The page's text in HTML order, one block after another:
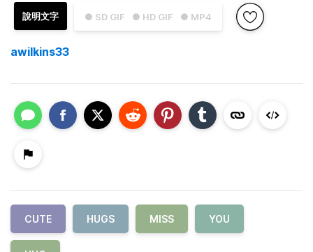
● SD GIF ● HD GIF ● MP4
說明文字
awilkins33
CUTE HUGS MISS YOU